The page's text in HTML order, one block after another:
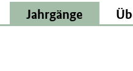
Jahrgänge